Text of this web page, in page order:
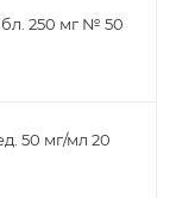
250 мг № 50
50 мг/мл 20